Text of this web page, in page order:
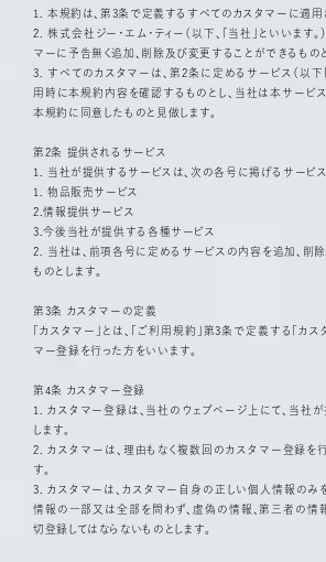
1. 本規約は、第3条で定義するすべてのカスタマーに適用
2. 株式会社ジー・エム・ティー（以下、「当社」といいます
マーに予告無く追加、削除及び変更することができるものと
3. すべてのカスタマーは、第2条に定めるサービス（以下「
用時に本規約内容を確認するものとし、当社は本サービ
本規約に同意したものと見做します。
第2条 提供されるサービス
1. 当社が提供するサービスは、次の各号に掲げるサービス
1. 物品販売サービス
2.情報提供サービス
3.今後当社が提供する各種サービス
2. 当社は、前項各号に定めるサービスの内容を追加、削
ものとします。
第3条 カスタマーの定義
「カスタマー」とは、「ご利用規約」第3条で定義する「カ
マー登録を行った方をいいます。
第4条 カスタマー登録
1. カスタマー登録は、当社のウェブページ上にて、当社
します。
2. カスタマーは、理由もなく複数回のカスタマー登録を
す。
3. カスタマーは、カスタマー自身の正しい個人情報のみ
情報の一部又は全部を問わず、虚偽の情報、第三者の情
切登録してはならないものとします。